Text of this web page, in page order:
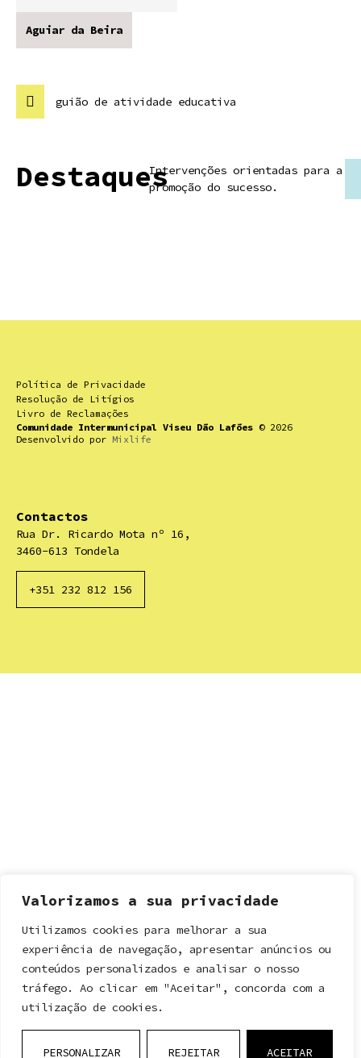
Valorizamos a sua privacidade
Utilizamos cookies para melhorar a sua
experiência de navegação, apresentar anúncios ou
conteúdos personalizados e analisar o nosso
tráfego. Ao clicar em "Aceitar", concorda com a
utilização de cookies.
PERSONALIZAR REJEITAR ACEITAR
Aguiar da Beira
guião de atividade educativa
DestaquesIntervenções orientadas para a
promoção do sucesso.
Política de Privacidade
Resolução de Litígios
Livro de Reclamações
Comunidade Intermunicipal Viseu Dão Lafões © 2026
Desenvolvido por Mixlife
Contactos
Rua Dr. Ricardo Mota nº 16,
3460-613 Tondela
+351 232 812 156